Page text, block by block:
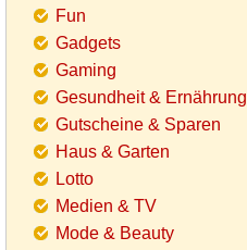
Fun
Gadgets
Gaming
Gesundheit & Ernährung
Gutscheine & Sparen
Haus & Garten
Lotto
Medien & TV
Mode & Beauty